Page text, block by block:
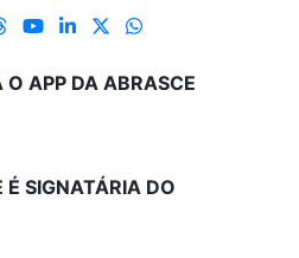
O APP DA ABRASCE
É SIGNATÁRIA DO